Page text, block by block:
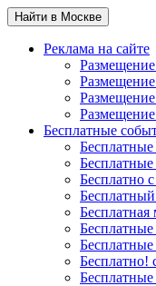
Найти в Москве
Реклама на сайте
Бесплатные
Бесплатно
Бесплатно!